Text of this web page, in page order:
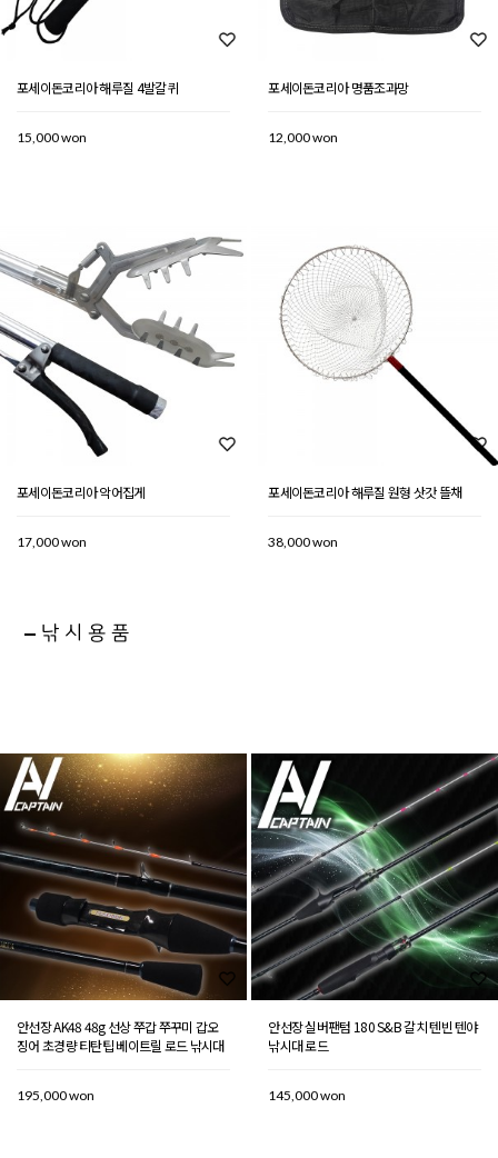
포세이돈코리아 해루질 4발갈퀴
15,000 won
포세이돈코리아 명품조과망
12,000 won
포세이돈코리아 악어집게
17,000 won
포세이돈코리아 해루질 원형 삿갓 뜰채
38,000 won
낚시용품
안선장 AK48 48g 선상 쭈갑 쭈꾸미 갑오
징어 초경량 티탄팁 베이트릴 로드 낚시대
195,000 won
안선장 실버팬텀 180 S&B 갈치 텐빈 텐야
낚시대 로드
145,000 won